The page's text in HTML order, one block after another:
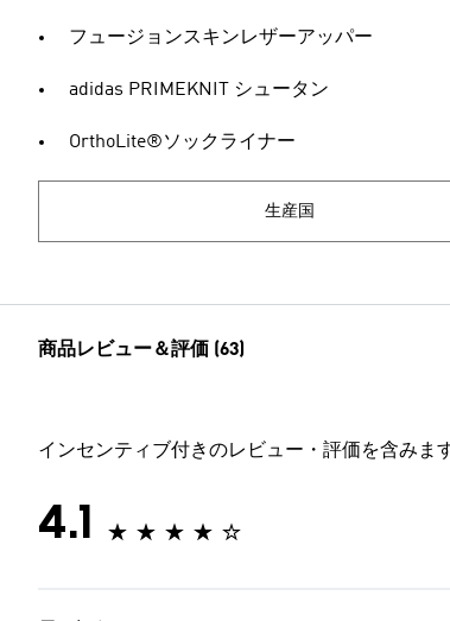
フュージョンスキンレザーアッパー
adidas PRIMEKNIT シュータン
OrthoLite®ソックライナー
生産国
商品レビュー＆評価 (63)
インセンティブ付きのレビュー・評価を含みま
4.1